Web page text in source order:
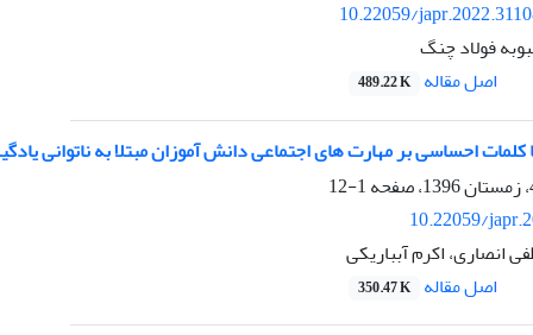
10.22059/
فولاد چنگ
اصل مقاله 489.22 K
کلمات احساسی بر مهارت های اجتماعی دانش آموزان مبتلا به ناتوانی
1-12
10.22059/
انصاری، اکرم آبباریکی
اصل مقاله 350.47 K